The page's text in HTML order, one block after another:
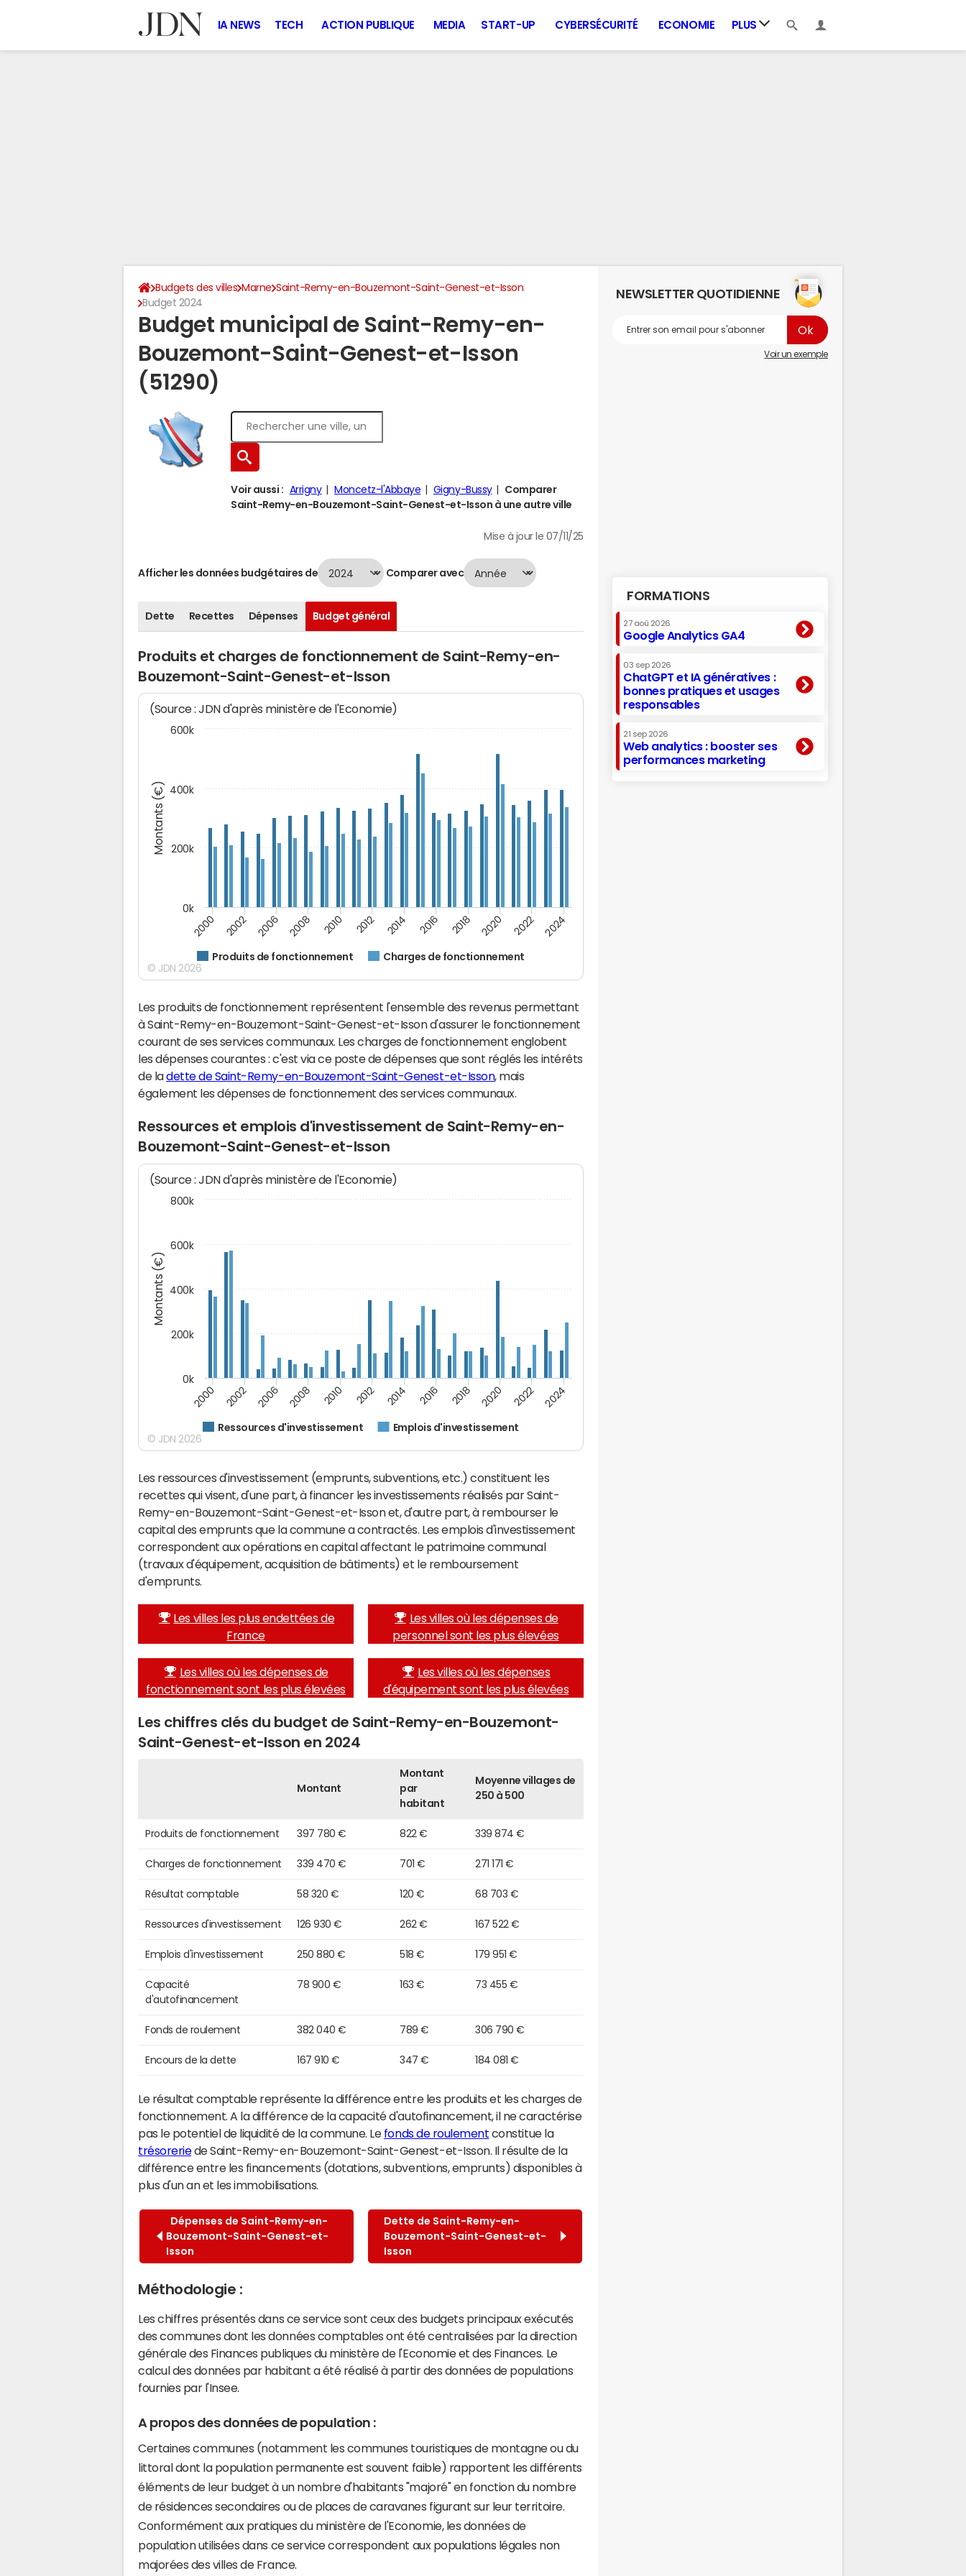
IA NEWS TECH ACTION PUBLIQUE MEDIA START-UP CYBERSÉCURITÉ ECONOMIE PLUS
Budgets des villes Marne Saint-Remy-en-Bouzemont-Saint-Genest-et-Isson
Budget 2024
Budget municipal de Saint-Remy-en-
Bouzemont-Saint-Genest-et-Isson
(51290)
Voir aussi : Arrigny Moncetz-l'Abbaye Gigny-Bussy
Comparer
Saint-Remy-en-Bouzemont-Saint-Genest-et-Isson à une autre ville
Mise à jour le 07/11/25
Afficher les données budgétaires de Comparer avec
Dette Recettes Dépenses Budget général
Produits et charges de fonctionnement de Saint-Remy-en-
Bouzemont-Saint-Genest-et-Isson
Montants (€)
(Source : JDN d'après ministère de l'Economie)
Produits de fonctionnement Charges de fonctionnement
2000 2002 2006 2008 2010 2012 2014 2016 2018 2020 2022 2024
0k
200k
400k
600k
© JDN 2026
Les produits de fonctionnement représentent l'ensemble des revenus permettant
à Saint-Remy-en-Bouzemont-Saint-Genest-et-Isson d'assurer le fonctionnement
courant de ses services communaux. Les charges de fonctionnement englobent
les dépenses courantes : c'est via ce poste de dépenses que sont réglés les intérêts
de ladette de Saint-Remy-en-Bouzemont-Saint-Genest-et-Isson, mais
également les dépenses de fonctionnement des services communaux.
Ressources et emplois d'investissement de Saint-Remy-en-
Bouzemont-Saint-Genest-et-Isson
Montants (€)
(Source : JDN d'après ministère de l'Economie)
Ressources d'investissement Emplois d'investissement
2000 2002 2006 2008 2010 2012 2014 2016 2018 2020 2022 2024
0k
200k
400k
600k
800k
© JDN 2026
Les ressources d'investissement (emprunts, subventions, etc.) constituent les
recettes qui visent, d'une part, à financer les investissements réalisés par Saint-
Remy-en-Bouzemont-Saint-Genest-et-Isson et, d'autre part, à rembourser le
capital des emprunts que la commune a contractés. Les emplois d'investissement
correspondent aux opérations en capital affectant le patrimoine communal
(travaux d'équipement, acquisition de bâtiments) et le remboursement
d'emprunts.
Les villes les plus endettées de
France
Les villes où les dépenses de
personnel sont les plus élevées
Les villes où les dépenses de
fonctionnement sont les plus élevées
Les villes où les dépenses
d'équipement sont les plus élevées
Les chiffres clés du budget de Saint-Remy-en-Bouzemont-
Saint-Genest-et-Isson en 2024
Montant
Montant
par
habitant
Moyenne villages de
250 à 500
Produits de fonctionnement 397 780 € 822 € 339 874 €
Charges de fonctionnement 339 470 € 701 € 271 171 €
Résultat comptable 58 320 € 120 € 68 703 €
Ressources d'investissement 126 930 € 262 € 167 522 €
Emplois d'investissement 250 880 € 518 € 179 951 €
Capacité
d'autofinancement
78 900 € 163 € 73 455 €
Fonds de roulement 382 040 € 789 € 306 790 €
Encours de la dette 167 910 € 347 € 184 081 €
Le résultat comptable représente la différence entre les produits et les charges de
fonctionnement. A la différence de la capacité d'autofinancement, il ne caractérise
pas le potentiel de liquidité de la commune. Le fonds de roulement constitue la
trésoreriede Saint-Remy-en-Bouzemont-Saint-Genest-et-Isson. Il résulte de la
différence entre les financements (dotations, subventions, emprunts) disponibles à
plus d'un an et les immobilisations.
Dépenses de Saint-Remy-en-
Bouzemont-Saint-Genest-et-
Isson
Dette de Saint-Remy-en-
Bouzemont-Saint-Genest-et-
Isson
Méthodologie :
Les chiffres présentés dans ce service sont ceux des budgets principaux exécutés
des communes dont les données comptables ont été centralisées par la direction
générale des Finances publiques du ministère de l'Economie et des Finances. Le
calcul des données par habitant a été réalisé à partir des données de populations
fournies par l'Insee.
A propos des données de population :
Certaines communes (notamment les communes touristiques de montagne ou du
littoral dont la population permanente est souvent faible) rapportent les différents
éléments de leur budget à un nombre d'habitants "majoré" en fonction du nombre
de résidences secondaires ou de places de caravanes figurant sur leur territoire.
Conformément aux pratiques du ministère de l'Economie, les données de
population utilisées dans ce service correspondent aux populations légales non
majorées des villes de France.
NEWSLETTER QUOTIDIENNE
Voir un exemple
FORMATIONS
27 aoû 2026
Google Analytics GA4
03 sep 2026
ChatGPT et IA génératives :
bonnes pratiques et usages
responsables
21 sep 2026
Web analytics : booster ses
performances marketing